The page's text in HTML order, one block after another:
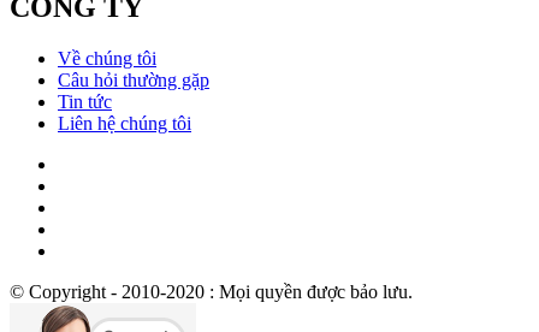
CÔNG TY
Về chúng tôi
Câu hỏi thường gặp
Tin tức
Liên hệ chúng tôi
© Copyright - 2010-2020 : Mọi quyền được bảo lưu.